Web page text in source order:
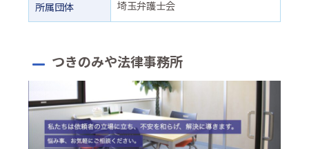
所属団体 埼玉弁護士会
つきのみや法律事務所